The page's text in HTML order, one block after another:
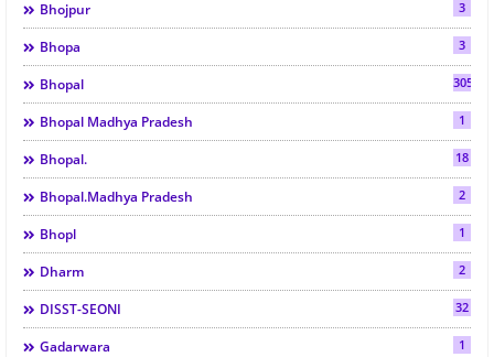
Bhojpur 3
Bhopa 3
Bhopal 305
Bhopal Madhya Pradesh 1
Bhopal. 18
Bhopal.Madhya Pradesh 2
Bhopl 1
Dharm 2
DISST-SEONI 32
Gadarwara 1